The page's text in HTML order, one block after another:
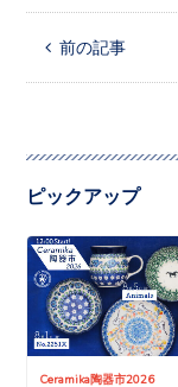
 前の記事
ピックアップ
Ceramika陶器市2026